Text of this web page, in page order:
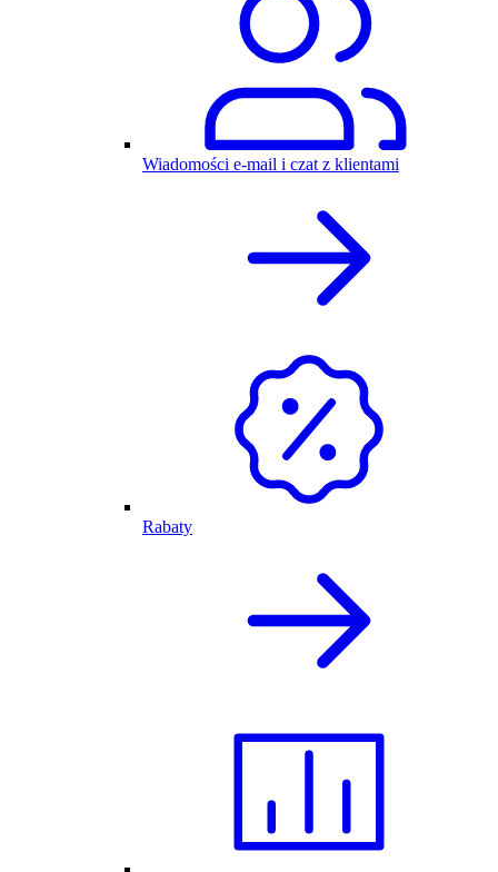
Wiadomości e-mail i czat z klientami
Rabaty